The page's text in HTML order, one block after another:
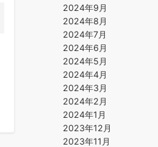
2024年9月
2024年8月
2024年7月
2024年6月
2024年5月
2024年4月
2024年3月
2024年2月
2024年1月
2023年12月
2023年11月